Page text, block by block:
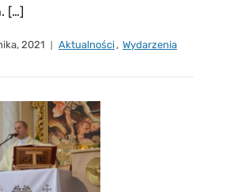
[…]
2021 Aktualności , Wydarzenia